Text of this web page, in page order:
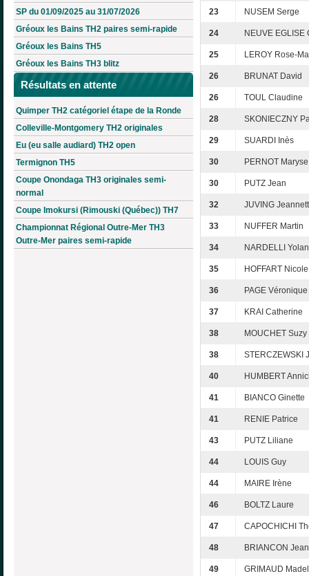
SP du 01/09/2025 au 31/07/2026
Gréoux les Bains TH2 paires semi-rapide
Gréoux les Bains TH5
Gréoux les Bains TH3 blitz
Résultats en attente
Quimper TH2 catégoriel étape de la Ronde
Colleville-Montgomery TH2 originales
Eu (eu salle audiard) TH2 open
Termignon TH5
Coupe Onondaga TH3 originales semi-
normal
Coupe Imokursi (Rimouski (Québec)) TH7
Championnat Régional Outre-Mer TH3
Outre-Mer paires semi-rapide
23 NUSEM Serge
24 NEUVE EGLISE
25 LEROY Rose-
26 BRUNAT David
26 TOUL Claudine
28 SKONIECZNY
29 SUARDI Inès
30 PERNOT Maryse
30 PUTZ Jean
32 JUVING
33 NUFFER Martin
34 NARDELLI
35 HOFFART Nicole
36 PAGE Véronique
37 KRAI Catherine
38 MOUCHET Suzy
38 STERCZEWSKI
40 HUMBERT
41 BIANCO Ginette
41 RENIE Patrice
43 PUTZ Liliane
44 LOUIS Guy
44 MAIRE Irène
46 BOLTZ Laure
47 CAPOCHICHI
48 BRIANCON
49 GRIMAUD